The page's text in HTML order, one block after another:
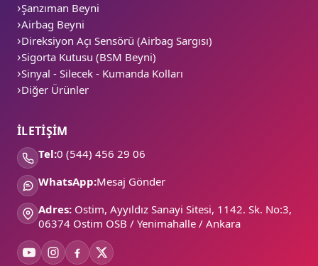
Şanzıman Beyni
Airbag Beyni
Direksiyon Açı Sensörü (Airbag Sargısı)
Sigorta Kutusu (BSM Beyni)
Sinyal - Silecek - Kumanda Kolları
Diğer Ürünler
İLETİŞİM
Tel:0 (544) 456 29 06
WhatsApp:Mesaj Gönder
Adres: Ostim, Ayyıldız Sanayi Sitesi, 1142. Sk. No:3,
06374 Ostim OSB / Yenimahalle / Ankara